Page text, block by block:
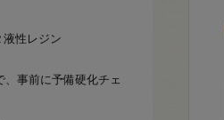
液性レジン
事前に予備硬化チェ